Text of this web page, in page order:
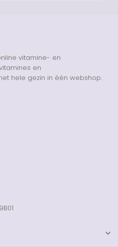
vitamine- en
en
hele gezin in één webshop.